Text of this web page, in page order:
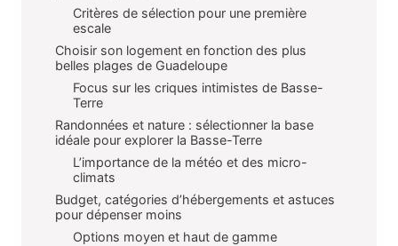
Critères de sélection pour une première
escale
Choisir son logement en fonction des plus
belles plages de Guadeloupe
Focus sur les criques intimistes de Basse-
Terre
Randonnées et nature : sélectionner la base
idéale pour explorer la Basse-Terre
L’importance de la météo et des micro-
climats
Budget, catégories d’hébergements et astuces
pour dépenser moins
Options moyen et haut de gamme